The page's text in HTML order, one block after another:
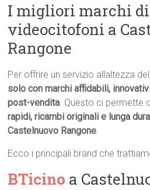
I migliori marchi
videocitofoni a
Rangone
Per offrire un servizio allaltezza
solo con marchi affidabili,
post-vendita. Questo ci permette
rapidi, ricambi originali e lunga
Castelnuovo Rangone.
Ecco i principali brand che
BTicino a